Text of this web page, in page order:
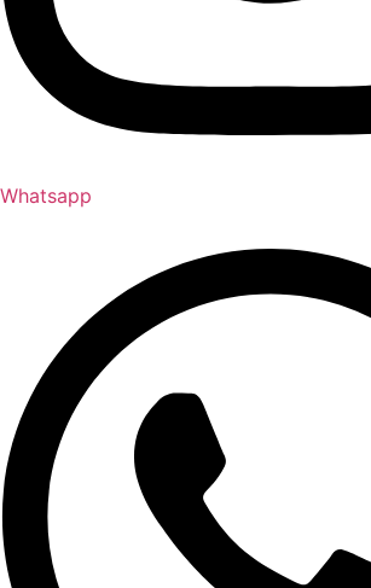
Whatsapp